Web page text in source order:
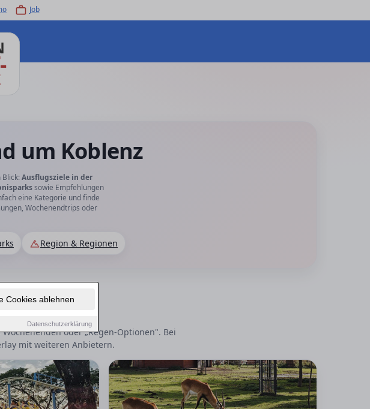
Cookies ablehnen
Datenschutzerklärung
Job
um Koblenz
Ausflugsziele in der
sowie Empfehlungen
eine Kategorie und finde
Wochenendtrips oder
Region & Regionen
Indoor
oder „Regen-Optionen". Bei
mit weiteren Anbietern.